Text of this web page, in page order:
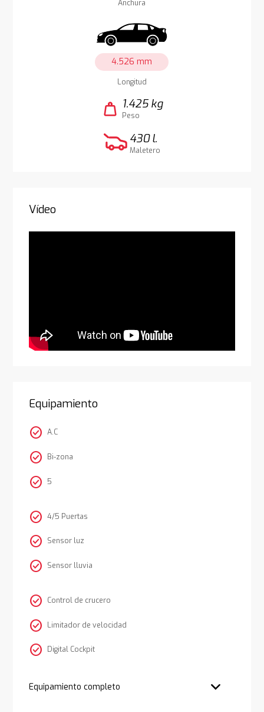
Anchura
4.526 mm
Longitud
weight 1.425 kg
Peso
430 l.
Maletero
Vídeo
Equipamiento
check_circle A.C
check_circle Bi-zona
check_circle 5
check_circle 4/5 Puertas
check_circle Sensor luz
check_circle Sensor lluvia
check_circle Control de crucero
check_circle Limitador de velocidad
check_circle Digital Cockpit
Equipamiento completo